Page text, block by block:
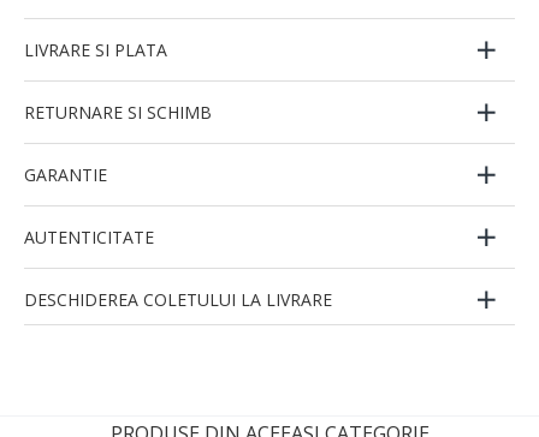
LIVRARE SI PLATA
RETURNARE SI SCHIMB
GARANTIE
AUTENTICITATE
DESCHIDEREA COLETULUI LA LIVRARE